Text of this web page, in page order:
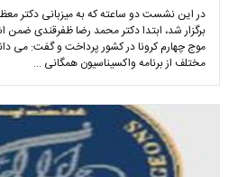
در این نشست دو ساعته که به میزبانی دکتر
برگزار شد، ابتدا دکتر محمد رضا ظفرقندی
موج چهارم کرونا در کشور پرداخت و گفت: می
مختلف از برنامه واکسیناسیون همگانی ...